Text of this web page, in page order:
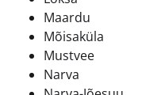
Maardu
Mõisaküla
Mustvee
Narva